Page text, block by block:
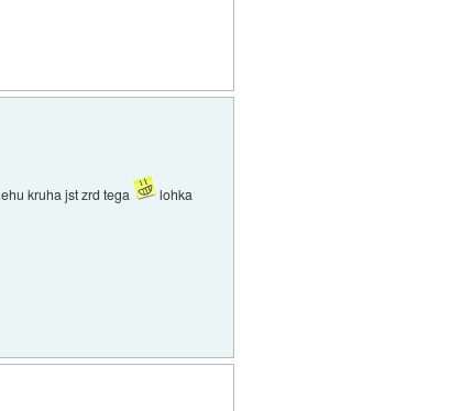
kruha jst zrd tega
lohka